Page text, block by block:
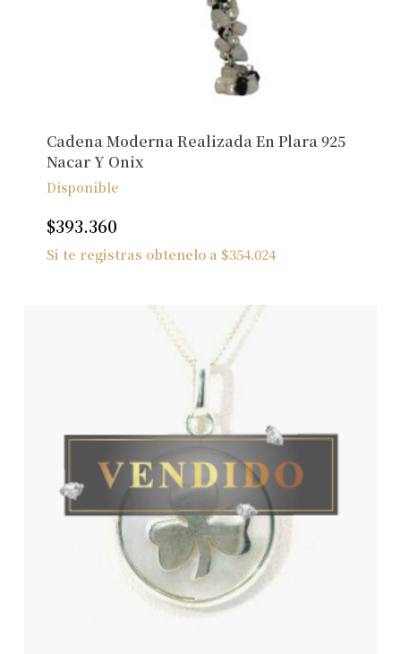
Cadena Moderna Realizada En Plara 925
Nacar Y Onix
Disponible
$393.360
Si te registras obtenelo a $354.024